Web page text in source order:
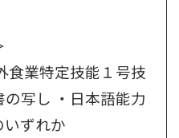
食業特定技能１号技
写し ・日本語能力
ずれか